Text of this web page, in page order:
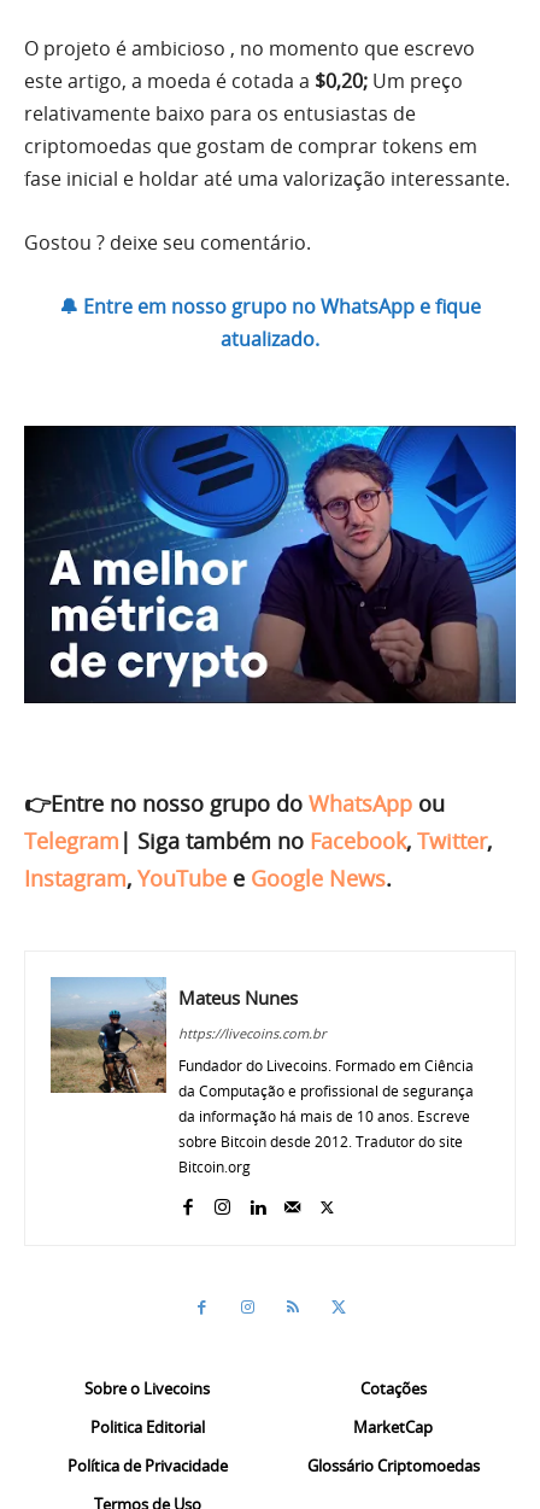
O projeto é ambicioso , no momento que escrevo
este artigo, a moeda é cotada a $0,20; Um preço
relativamente baixo para os entusiastas de
criptomoedas que gostam de comprar tokens em
fase inicial e holdar até uma valorização interessante.
Gostou ? deixe seu comentário.
🔔 Entre em nosso grupo no WhatsApp e fique
atualizado.
👉Entre no nosso grupo do WhatsApp ou
Telegram | Siga também no Facebook, Twitter,
Instagram, YouTube e Google News.
Mateus Nunes
https://livecoins.com.br
Fundador do Livecoins. Formado em Ciência
da Computação e profissional de segurança
da informação há mais de 10 anos. Escreve
sobre Bitcoin desde 2012. Tradutor do site
Bitcoin.org
Sobre o Livecoins
Politica Editorial
Política de Privacidade
Termos de Uso
Cotações
MarketCap
Glossário Criptomoedas